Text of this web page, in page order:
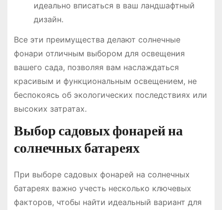
идеально вписаться в ваш ландшафтный
дизайн.
Все эти преимущества делают солнечные
фонари отличным выбором для освещения
вашего сада, позволяя вам наслаждаться
красивым и функциональным освещением, не
беспокоясь об экологических последствиях или
высоких затратах.
Выбор садовых фонарей на
солнечных батареях
При выборе садовых фонарей на солнечных
батареях важно учесть несколько ключевых
факторов, чтобы найти идеальный вариант для